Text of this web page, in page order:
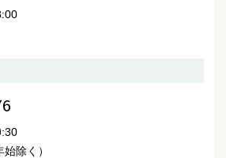
除く）